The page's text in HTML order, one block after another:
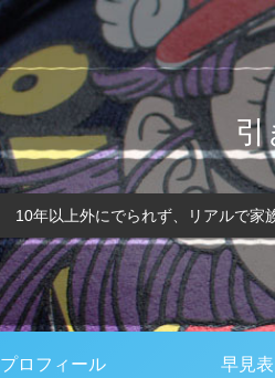
10年以上外にでられず、リアルで家
プロフィール 早見表